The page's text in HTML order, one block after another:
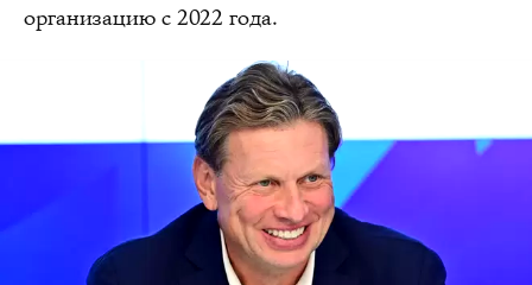
организацию с 2022 года.